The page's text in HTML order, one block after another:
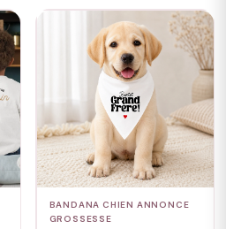
BANDANA CHIEN ANNONCE
GROSSESSE